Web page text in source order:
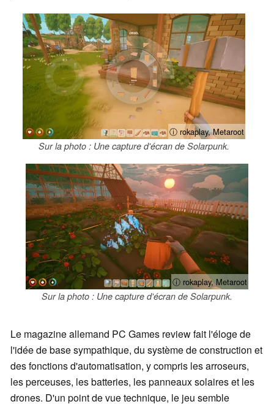
ⓘ rokaplay, Metaroot
Sur la photo : Une capture d'écran de Solarpunk.
ⓘ rokaplay, Metaroot
Sur la photo : Une capture d'écran de Solarpunk.
Le magazine allemand PC Games review fait l'éloge de
l'idée de base sympathique, du système de construction et
des fonctions d'automatisation, y compris les arroseurs,
les perceuses, les batteries, les panneaux solaires et les
drones. D'un point de vue technique, le jeu semble